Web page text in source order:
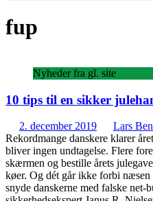
fup
Nyheder fra gl. site
10 tips til en sikker
2. december 2019
Lars
Rekordmange danskere klarer
bliver ingen undtagelse. Flere
skærmen og bestille årets
køer. Og dét går ikke forbi
snyde danskerne med falske